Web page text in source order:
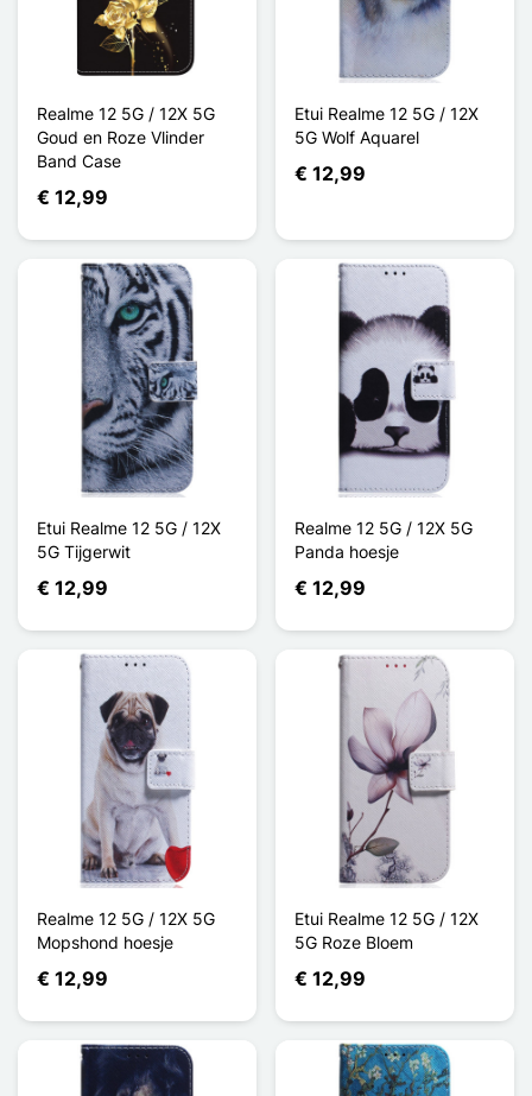
Realme 12 5G / 12X 5G
Goud en Roze Vlinder
Band Case
€ 12,99
Etui Realme 12 5G / 12X
5G Wolf Aquarel
€ 12,99
Etui Realme 12 5G / 12X
5G Tijgerwit
€ 12,99
Realme 12 5G / 12X 5G
Panda hoesje
€ 12,99
Realme 12 5G / 12X 5G
Mopshond hoesje
€ 12,99
Etui Realme 12 5G / 12X
5G Roze Bloem
€ 12,99